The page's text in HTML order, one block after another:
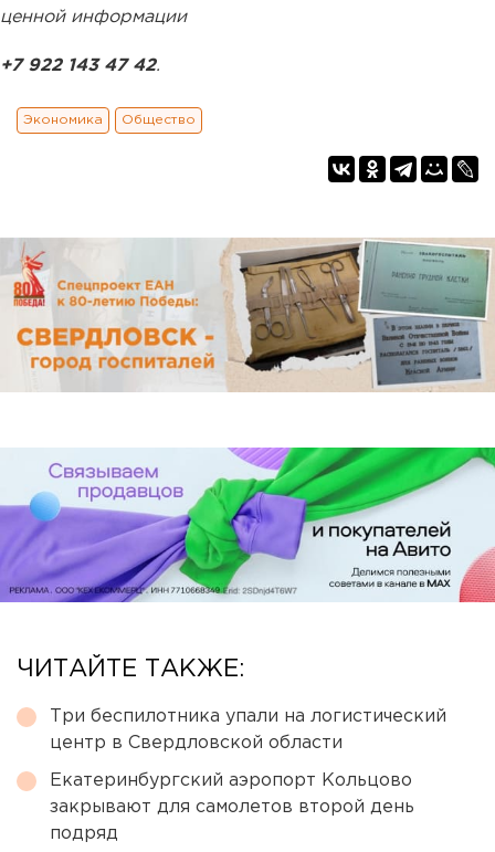
ценной информации
+7 922 143 47 42.
Экономика Общество
ЧИТАЙТЕ ТАКЖЕ:
Три беспилотника упали на логистический
центр в Свердловской области
Екатеринбургский аэропорт Кольцово
закрывают для самолетов второй день
подряд